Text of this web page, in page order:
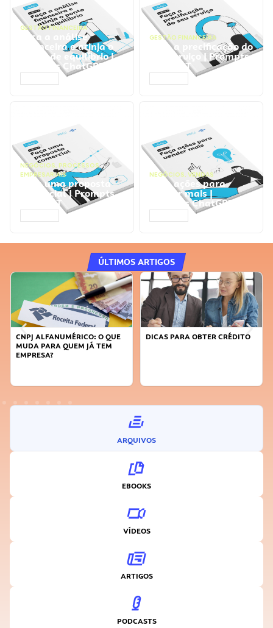
GESTÃO FINANCEIRA
Faça a análise
financeira e atinja o
ponto de equilíbrio |
Prompts ChatGPT
GESTÃO FINANCEIRA
Faça a precificação do
seu serviço | Prompts
ChatGPT
NEGÓCIOS, PROCESSOS
EMPRESARIAIS
Faça uma proposta
comercial | Prompts
ChatGPT
NEGÓCIOS, VENDAS
Faça ações para
vender mais |
Prompts ChatGPT
ÚLTIMOS ARTIGOS
CNPJ ALFANUMÉRICO: O QUE
MUDA PARA QUEM JÁ TEM
EMPRESA?
DICAS PARA OBTER CRÉDITO
ARQUIVOS
EBOOKS
VÍDEOS
ARTIGOS
PODCASTS